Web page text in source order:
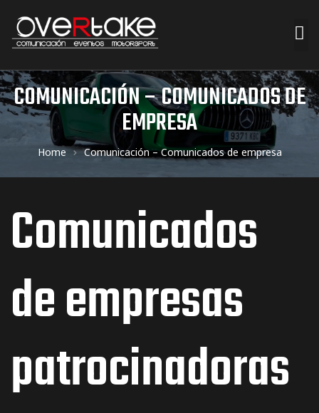
COMUNICACIÓN – COMUNICADOS DE
EMPRESA
Home Comunicación – Comunicados de empresa
Comunicados
de empresas
patrocinadoras